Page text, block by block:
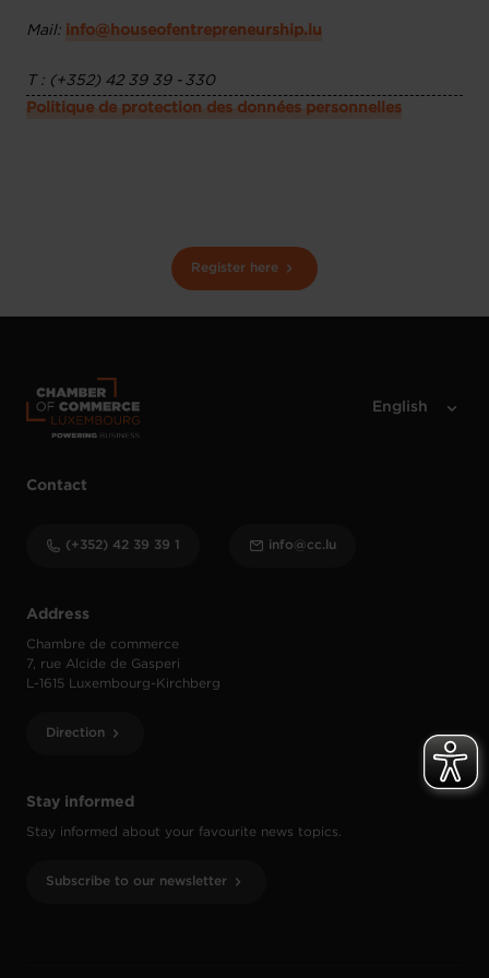
Mail: info@houseofentrepreneurship.lu
T : (+352) 42 39 39 - 330
Politique de protection des données personnelles
Register here
Stay informed
Stay informed about your favourite news topics.
Subscribe to our newsletter
Address
Chambre de commerce
7, rue Alcide de Gasperi
L-1615 Luxembourg-Kirchberg
Direction
Contact
(+352) 42 39 39 1 info@cc.lu